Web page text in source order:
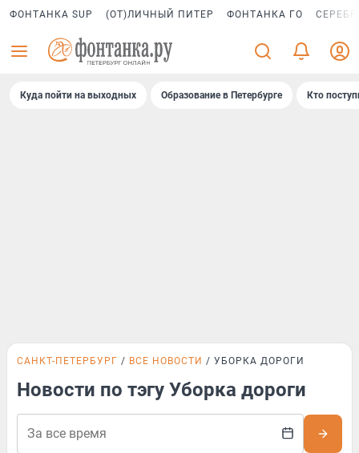
ФОНТАНКА SUP (ОТ)ЛИЧНЫЙ ПИТЕР ФОНТАНКА ГО
Куда пойти на выходных Образование в Петербурге Кто
САНКТ-ПЕТЕРБУРГ ВСЕ НОВОСТИ УБОРКА ДОРОГИ
Новости по тэгу Уборка дороги